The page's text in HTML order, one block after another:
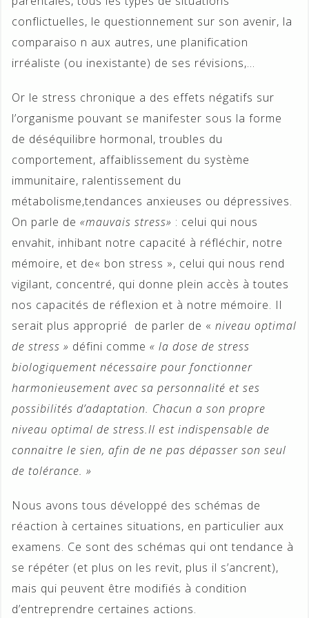
conflictuelles, le questionnement sur son avenir, la
comparaiso n aux autres, une planification
irréaliste (ou inexistante) de ses révisions,…
Or le stress chronique a des effets négatifs sur
l’organisme pouvant se manifester sous la forme
de déséquilibre hormonal, troubles du
comportement, affaiblissement du système
immunitaire, ralentissement du
métabolisme,tendances anxieuses ou dépressives.
On parle de «mauvais stress» : celui qui nous
envahit, inhibant notre capacité à réfléchir, notre
mémoire, et de« bon stress », celui qui nous rend
vigilant, concentré, qui donne plein accès à toutes
nos capacités de réflexion et à notre mémoire. Il
serait plus approprié de parler de « niveau optimal
de stress » défini comme « la dose de stress
biologiquement nécessaire pour fonctionner
harmonieusement avec sa personnalité et ses
possibilités d’adaptation. Chacun a son propre
niveau optimal de stress.Il est indispensable de
connaitre le sien, afin de ne pas dépasser son seul
de tolérance. »
Nous avons tous développé des schémas de
réaction à certaines situations, en particulier aux
examens. Ce sont des schémas qui ont tendance à
se répéter (et plus on les revit, plus il s’ancrent),
mais qui peuvent être modifiés à condition
d’entreprendre certaines actions.